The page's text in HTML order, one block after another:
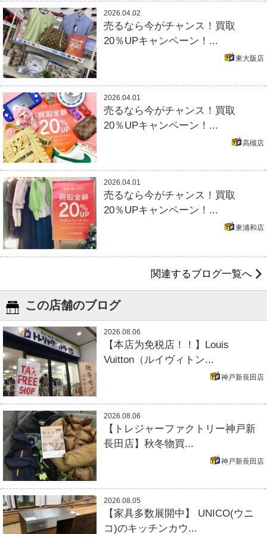
2026.04.02
売るなら今がチャンス！買取
20％UPキャンペーン！...
東大阪店
2026.04.01
売るなら今がチャンス！買取
20％UPキャンペーン！...
高槻店
2026.04.01
売るなら今がチャンス！買取
20％UPキャンペーン！...
東浦和店
関連するブログ一覧へ
この店舗のブログ
2026.08.06
【本店为免税店！！】Louis
Vuitton（ルイヴィトン...
神戸新長田店
2026.08.06
【トレジャーファクトリー神戸新
長田店】秋冬物買...
神戸新長田店
2026.08.05
【家具多数展開中】 UNICO(ウニ
コ)のキッチンカウ...